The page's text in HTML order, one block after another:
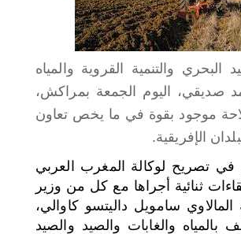
البحري والتنمية القروية والمياه
صديقي، اليوم الجمعة بمراكش،
موجود بقوة في ما يخص تعاون
الإفريقية.
تصريح لوكالة المغرب العربي
ثنائية أجراها مع كل من وزير
المالاوي سامويل داليتسو كاوالي،
بالمياه والغابات والصيد والصيد